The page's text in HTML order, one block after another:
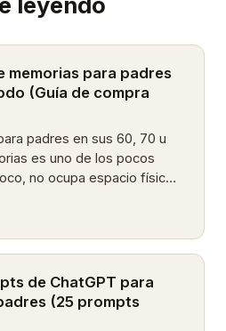
memorias para padres
(Guía de compra
padres en sus 60, 70 u
es uno de los pocos
no ocupa espacio físico
adaptado para familias
de ChatGPT para
(25 prompts